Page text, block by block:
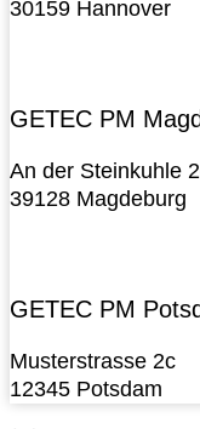
30159 Hannover
GETEC PM
An der Steinkuhle
39128 Magdeburg
GETEC PM
Musterstrasse 2c
12345 Potsdam